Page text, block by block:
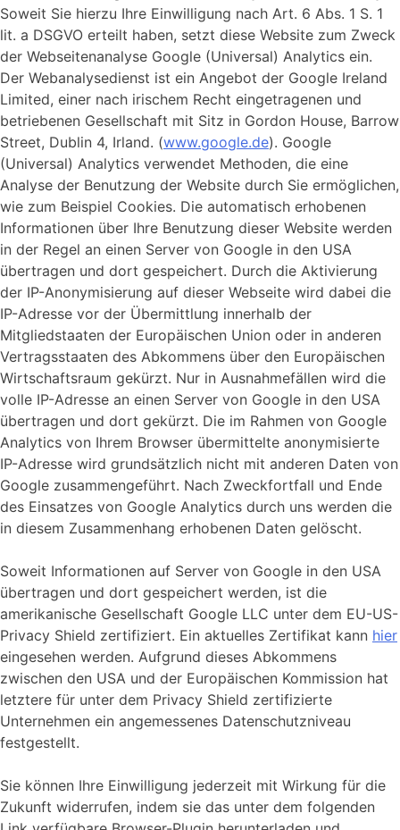
Soweit Sie hierzu Ihre Einwilligung nach Art. 6 Abs. 1 S. 1
lit. a DSGVO erteilt haben, setzt diese Website zum Zweck
der Webseitenanalyse Google (Universal) Analytics ein.
Der Webanalysedienst ist ein Angebot der Google Ireland
Limited, einer nach irischem Recht eingetragenen und
betriebenen Gesellschaft mit Sitz in Gordon House, Barrow
Street, Dublin 4, Irland. (www.google.de). Google
(Universal) Analytics verwendet Methoden, die eine
Analyse der Benutzung der Website durch Sie ermöglichen,
wie zum Beispiel Cookies. Die automatisch erhobenen
Informationen über Ihre Benutzung dieser Website werden
in der Regel an einen Server von Google in den USA
übertragen und dort gespeichert. Durch die Aktivierung
der IP-Anonymisierung auf dieser Webseite wird dabei die
IP-Adresse vor der Übermittlung innerhalb der
Mitgliedstaaten der Europäischen Union oder in anderen
Vertragsstaaten des Abkommens über den Europäischen
Wirtschaftsraum gekürzt. Nur in Ausnahmefällen wird die
volle IP-Adresse an einen Server von Google in den USA
übertragen und dort gekürzt. Die im Rahmen von Google
Analytics von Ihrem Browser übermittelte anonymisierte
IP-Adresse wird grundsätzlich nicht mit anderen Daten von
Google zusammengeführt. Nach Zweckfortfall und Ende
des Einsatzes von Google Analytics durch uns werden die
in diesem Zusammenhang erhobenen Daten gelöscht.
Soweit Informationen auf Server von Google in den USA
übertragen und dort gespeichert werden, ist die
amerikanische Gesellschaft Google LLC unter dem EU-US-
Privacy Shield zertifiziert. Ein aktuelles Zertifikat kann hier
eingesehen werden. Aufgrund dieses Abkommens
zwischen den USA und der Europäischen Kommission hat
letztere für unter dem Privacy Shield zertifizierte
Unternehmen ein angemessenes Datenschutzniveau
festgestellt.
Sie können Ihre Einwilligung jederzeit mit Wirkung für die
Zukunft widerrufen, indem sie das unter dem folgenden